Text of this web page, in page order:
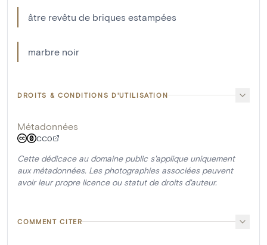
âtre revêtu de briques estampées
marbre noir
DROITS & CONDITIONS D'UTILISATION
Métadonnées
CC0
Cette dédicace au domaine public s'applique uniquement
aux métadonnées. Les photographies associées peuvent
avoir leur propre licence ou statut de droits d'auteur.
COMMENT CITER